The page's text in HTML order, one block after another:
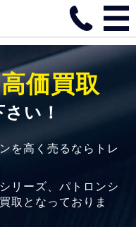
高価買取
い！
を高く売るならトレ
リーズ、パトロンシ
取となっておりま